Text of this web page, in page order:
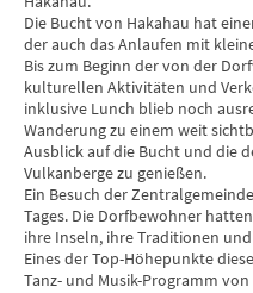
Die Bucht von Hakahau hat
der auch das Anlaufen mit
Bis zum Beginn der von der
kulturellen Aktivitäten und
inklusive Lunch blieb noch
Wanderung zu einem weit
Ausblick auf die Bucht und die
Vulkanberge zu genießen.
Ein Besuch der
Tages. Die Dorfbewohner
ihre Inseln, ihre Traditionen
Eines der Top-Höhepunkte
Tanz- und Musik-Programm